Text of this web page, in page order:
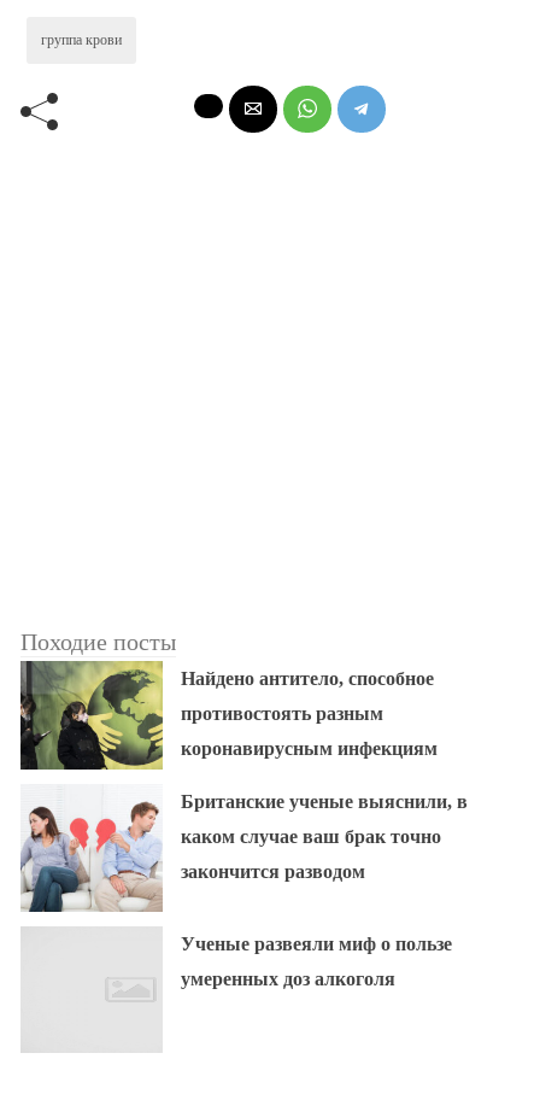
группа крови
Походие посты
Найдено антитело, способное
противостоять разным
коронавирусным инфекциям
Британские ученые выяснили, в
каком случае ваш брак точно
закончится разводом
Ученые развеяли миф о пользе
умеренных доз алкоголя